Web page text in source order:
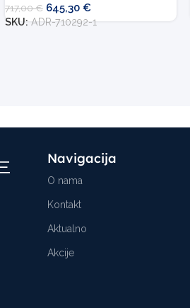
717,00€ 645,30 €
SKU: ADR-710292-1
Navigacija
O nama
Kontakt
Aktualno
Akcije